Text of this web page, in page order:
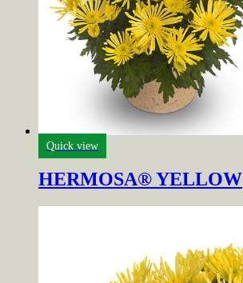
Quick view
HERMOSA® YELLOW